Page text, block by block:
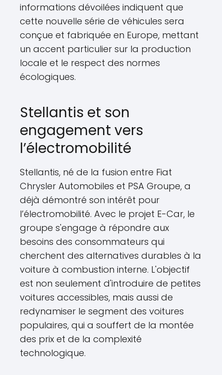
informations dévoilées indiquent que
cette nouvelle série de véhicules sera
conçue et fabriquée en Europe, mettant
un accent particulier sur la production
locale et le respect des normes
écologiques.
Stellantis et son
engagement vers
l’électromobilité
Stellantis, né de la fusion entre Fiat
Chrysler Automobiles et PSA Groupe, a
déjà démontré son intérêt pour
l’électromobilité. Avec le projet E-Car, le
groupe s'engage à répondre aux
besoins des consommateurs qui
cherchent des alternatives durables à la
voiture à combustion interne. L'objectif
est non seulement d'introduire de petites
voitures accessibles, mais aussi de
redynamiser le segment des voitures
populaires, qui a souffert de la montée
des prix et de la complexité
technologique.